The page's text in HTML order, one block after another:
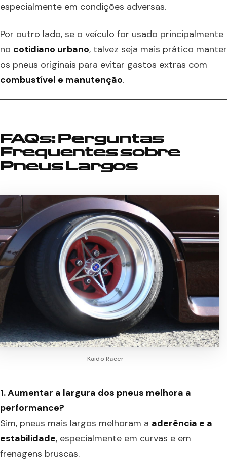
especialmente em condições adversas.
Por outro lado, se o veículo for usado principalmente
no cotidiano urbano, talvez seja mais prático manter
os pneus originais para evitar gastos extras com
combustível e manutenção.
FAQs: Perguntas
Frequentes sobre
Pneus Largos
Kaido Racer
1. Aumentar a largura dos pneus melhora a
performance?
Sim, pneus mais largos melhoram a aderência e a
estabilidade, especialmente em curvas e em
frenagens bruscas.